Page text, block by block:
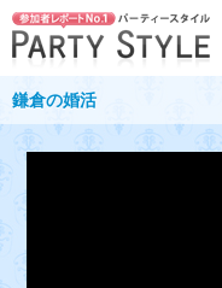
鎌倉の婚活